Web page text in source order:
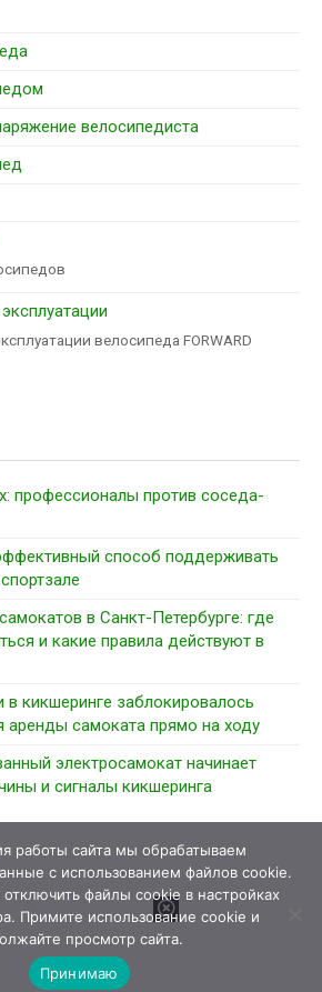
велосипедиста
велосипеда FORWARD
профессионалы против соседа-
способ поддерживать
в Санкт-Петербурге: где
и какие правила действуют в
в кикшеринге заблокировалось
аренды самоката прямо на ходу
электросамокат начинает
и сигналы кикшеринга
работы сайта мы обрабатываем
с использованием файлов cookie.
файлы cookie в настройках
Примите использование cookie и
просмотр сайта.
Принимаю